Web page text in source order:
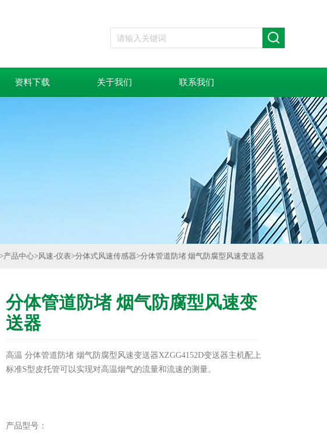
资料下载 关于我们 联系我们
>产品中心>风速-仪表>分体式风速传感器>分体管道防堵 烟气防腐型风速变送器
分体管道防堵 烟气防腐型风速变
送器
高温 分体管道防堵 烟气防腐型风速变送器XZGG4152D变送器主机配上
标准S型皮托管可以实现对高温烟气的流量和流速的测量。
产品型号：